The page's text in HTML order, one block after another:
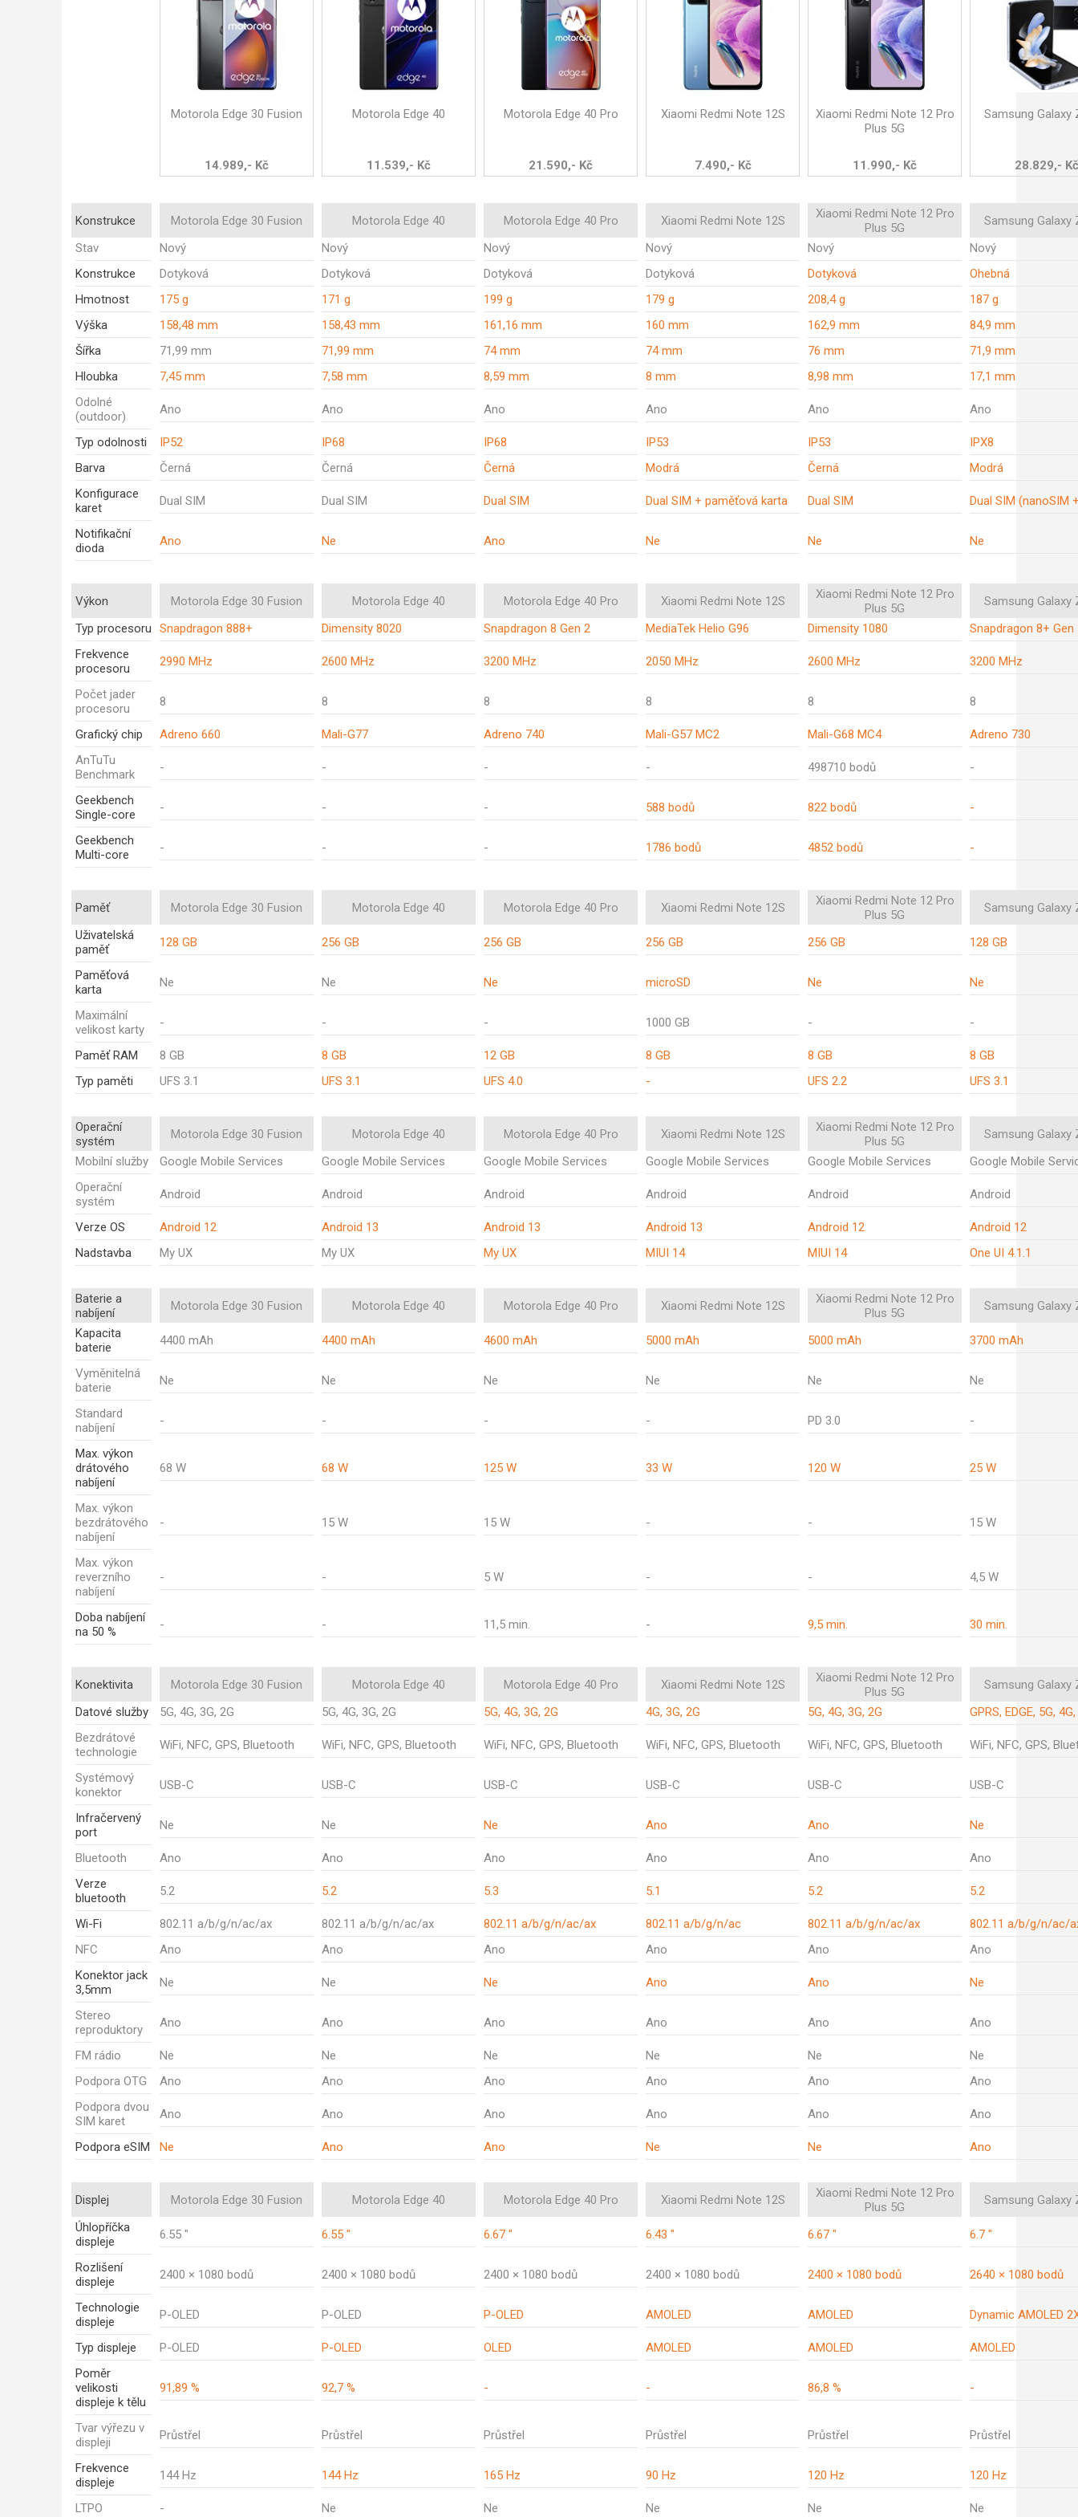
Motorola Edge 30 Fusion
14.989,- Kč
Motorola Edge 40
11.539,- Kč
Motorola Edge 40 Pro
21.590,- Kč
Xiaomi Redmi Note 12S
7.490,- Kč
Xiaomi Redmi Note 12 Pro
Plus 5G
11.990,- Kč
Samsung Galaxy
28.829,- Kč
Konstrukce Motorola Edge 30 Fusion Motorola Edge 40 Motorola Edge 40 Pro Xiaomi Redmi Note 12S
Xiaomi Redmi Note 12 Pro
Plus 5G
Samsung Galaxy
Stav
Nový Nový Nový Nový Nový
Nový
Konstrukce
Dotyková Dotyková Dotyková Dotyková Dotyková
Ohebná
Hmotnost
175 g 171 g 199 g 179 g 208,4 g
187 g
Výška
158,48 mm 158,43 mm 161,16 mm 160 mm 162,9 mm
84,9 mm
Šířka
71,99 mm 71,99 mm 74 mm 74 mm 76 mm
71,9 mm
Hloubka
7,45 mm 7,58 mm 8,59 mm 8 mm 8,98 mm
17,1 mm
Odolné
(outdoor)
Ano Ano Ano Ano Ano Ano
Typ odolnosti IP52 IP68 IP68 IP53 IP53
IPX8
Barva
Černá Černá Černá Modrá Černá
Modrá
Konfigurace
karet
Dual SIM Dual SIM Dual SIM Dual SIM + paměťová karta Dual SIM Dual SIM (nanoSIM
Notifikační
dioda
Ano Ne Ano Ne Ne Ne
Výkon Motorola Edge 30 Fusion Motorola Edge 40 Motorola Edge 40 Pro Xiaomi Redmi Note 12S
Xiaomi Redmi Note 12 Pro
Plus 5G
Samsung Galaxy
Typ procesoru
Snapdragon 888+ Dimensity 8020 Snapdragon 8 Gen 2 MediaTek Helio G96 Dimensity 1080
Snapdragon 8+ Gen
Frekvence
procesoru
2990 MHz 2600 MHz 3200 MHz 2050 MHz 2600 MHz 3200 MHz
Počet jader
procesoru
8 8 8 8 8 8
Grafický chip Adreno 660 Mali-G77 Adreno 740 Mali-G57 MC2 Mali-G68 MC4
Adreno 730
AnTuTu
Benchmark
- - - - 498710 bodů -
Geekbench
Single-core
- - - 588 bodů 822 bodů -
Geekbench
Multi-core
- - - 1786 bodů 4852 bodů -
Paměť Motorola Edge 30 Fusion Motorola Edge 40 Motorola Edge 40 Pro Xiaomi Redmi Note 12S
Xiaomi Redmi Note 12 Pro
Plus 5G
Samsung Galaxy
Uživatelská
paměť
128 GB 256 GB 256 GB 256 GB 256 GB 128 GB
Paměťová
karta
Ne Ne Ne microSD Ne Ne
Maximální
velikost karty
- - - 1000 GB - -
Paměť RAM 8 GB 8 GB 12 GB 8 GB 8 GB
8 GB
Typ paměti
UFS 3.1 UFS 3.1 UFS 4.0 - UFS 2.2 UFS 3.1
Operační
systém
Motorola Edge 30 Fusion Motorola Edge 40 Motorola Edge 40 Pro Xiaomi Redmi Note 12S
Xiaomi Redmi Note 12 Pro
Plus 5G
Samsung Galaxy
Mobilní služby
Google Mobile Services Google Mobile Services Google Mobile Services Google Mobile Services Google Mobile Services
Google Mobile
Operační
systém
Android Android Android Android Android Android
Verze OS Android 12 Android 13 Android 13 Android 13 Android 12
Android 12
Nadstavba
My UX My UX My UX MIUI 14 MIUI 14 One UI 4.1.1
Baterie a
nabíjení
Motorola Edge 30 Fusion Motorola Edge 40 Motorola Edge 40 Pro Xiaomi Redmi Note 12S
Xiaomi Redmi Note 12 Pro
Plus 5G
Samsung Galaxy
Kapacita
baterie
4400 mAh 4400 mAh 4600 mAh 5000 mAh 5000 mAh 3700 mAh
Vyměnitelná
baterie
Ne Ne Ne Ne Ne Ne
Standard
nabíjení
- - - - PD 3.0 -
Max. výkon
drátového
nabíjení
68 W 68 W 125 W 33 W 120 W 25 W
Max. výkon
bezdrátového
nabíjení
- 15 W 15 W - - 15 W
Max. výkon
reverzního
nabíjení
- - 5 W - - 4,5 W
Doba nabíjení
na 50 %
- - 11,5 min. - 9,5 min. 30 min.
Konektivita Motorola Edge 30 Fusion Motorola Edge 40 Motorola Edge 40 Pro Xiaomi Redmi Note 12S
Xiaomi Redmi Note 12 Pro
Plus 5G
Samsung Galaxy
Datové služby
5G, 4G, 3G, 2G 5G, 4G, 3G, 2G 5G, 4G, 3G, 2G 4G, 3G, 2G 5G, 4G, 3G, 2G
GPRS, EDGE, 5G,
Bezdrátové
technologie
WiFi, NFC, GPS, Bluetooth WiFi, NFC, GPS, Bluetooth WiFi, NFC, GPS, Bluetooth WiFi, NFC, GPS, Bluetooth WiFi, NFC, GPS, Bluetooth WiFi, NFC, GPS,
Systémový
konektor
USB-C USB-C USB-C USB-C USB-C USB-C
Infračervený
port
Ne Ne Ne Ano Ano Ne
Bluetooth Ano Ano Ano Ano Ano
Ano
Verze
bluetooth
5.2 5.2 5.3 5.1 5.2 5.2
Wi-Fi 802.11 a/b/g/n/ac/ax 802.11 a/b/g/n/ac/ax 802.11 a/b/g/n/ac/ax 802.11 a/b/g/n/ac 802.11 a/b/g/n/ac/ax
802.11 a/b/g/n/ac/
NFC
Ano Ano Ano Ano Ano
Ano
Konektor jack
3,5mm
Ne Ne Ne Ano Ano Ne
Stereo
reproduktory
Ano Ano Ano Ano Ano Ano
FM rádio Ne Ne Ne Ne Ne
Ne
Podpora OTG
Ano Ano Ano Ano Ano
Ano
Podpora dvou
SIM karet
Ano Ano Ano Ano Ano Ano
Podpora eSIM Ne Ano Ano Ne Ne Ano
Displej Motorola Edge 30 Fusion Motorola Edge 40 Motorola Edge 40 Pro Xiaomi Redmi Note 12S
Xiaomi Redmi Note 12 Pro
Plus 5G
Samsung Galaxy
Úhlopříčka
displeje
6.55 " 6.55 " 6.67 " 6.43 " 6.67 " 6.7 "
Rozlišení
displeje
2400 × 1080 bodů 2400 × 1080 bodů 2400 × 1080 bodů 2400 × 1080 bodů 2400 × 1080 bodů 2640 × 1080 bodů
Technologie
displeje
P-OLED P-OLED P-OLED AMOLED AMOLED Dynamic AMOLED
Typ displeje P-OLED P-OLED OLED AMOLED AMOLED
AMOLED
Poměr
velikosti
displeje k tělu
91,89 % 92,7 % - - 86,8 % -
Tvar výřezu v
displeji
Průstřel Průstřel Průstřel Průstřel Průstřel Průstřel
Frekvence
displeje
144 Hz 144 Hz 165 Hz 90 Hz 120 Hz 120 Hz
LTPO - Ne Ne Ne Ne Ne